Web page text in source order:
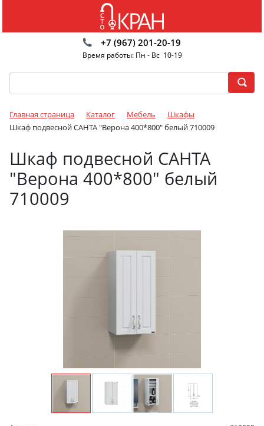
+7 (967) 201-20-19
Время работы: Пн - Вс 10-19
Главная страница Каталог Мебель
Шкафы
Шкаф подвесной САНТА "Верона 400*800" белый 710009
Шкаф подвесной САНТА
"Верона 400*800" белый
710009